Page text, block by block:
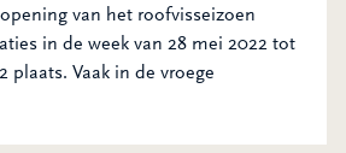
van het roofvisseizoen
in de week van 28 mei 2022 tot
plaats. Vaak in de vroege